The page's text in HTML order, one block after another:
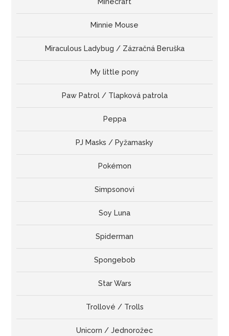
Minecraft
Minnie Mouse
Miraculous Ladybug / Zázračná Beruška
My little pony
Paw Patrol / Tlapková patrola
Peppa
PJ Masks / Pyžamasky
Pokémon
Simpsonovi
Soy Luna
Spiderman
Spongebob
Star Wars
Trollové / Trolls
Unicorn / Jednorožec